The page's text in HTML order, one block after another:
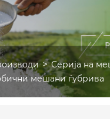
Серија на
мешани ѓубрива